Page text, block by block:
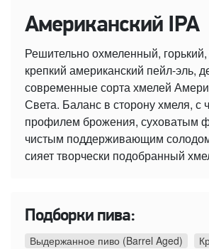
Американский IPA
Решительно охмеленный,
крепкий американский пейл-эль,
современные сорта хмелей
Света. Баланс в сторону хмеля, с
профилем брожения, суховатым
чистым поддерживающим
сияет творчески подобранный
Подборки пива:
Выдержанное пиво (Barrel Aged)